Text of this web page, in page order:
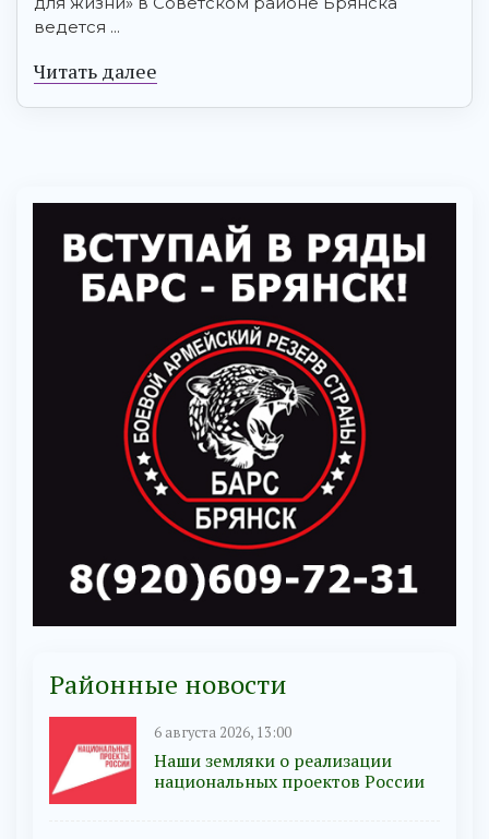
ведется ...
Читать далее
Районные новости
6 августа 2026, 13:00
Наши земляки о реализации
национальных проектов России